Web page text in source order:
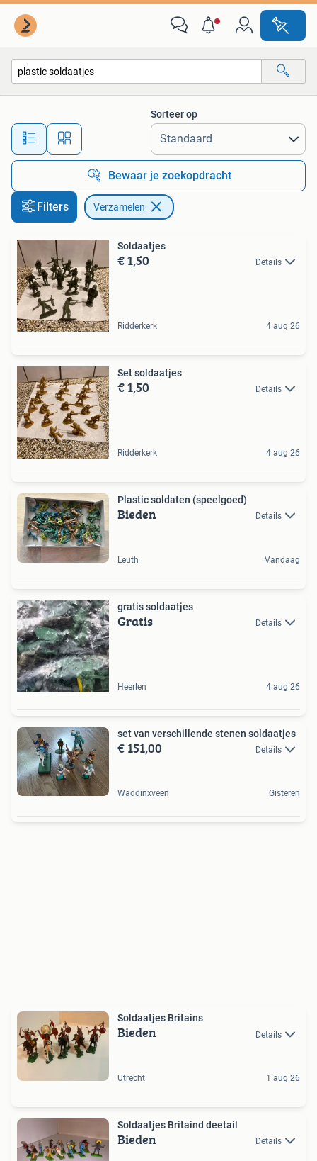
Alle afstanden…
Sorteer op
Bewaar je zoekopdracht
Filters Verzamelen
Soldaatjes
€ 1,50 Details
Ridderkerk 4 aug 26
Set soldaatjes
€ 1,50 Details
Ridderkerk 4 aug 26
Plastic soldaten (speelgoed)
Bieden Details
Leuth Vandaag
gratis soldaatjes
Gratis Details
Heerlen 4 aug 26
set van verschillende stenen soldaatjes
€ 151,00 Details
Waddinxveen Gisteren
Soldaatjes Britains
Bieden Details
Utrecht 1 aug 26
Soldaatjes Britaind deetail
Bieden Details